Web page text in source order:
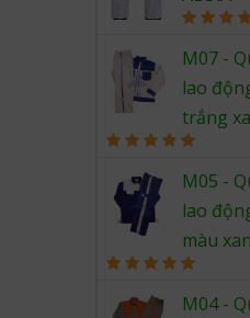
out of 5
M07 -
lao
trắng
out of 5
M05 -
lao
màu
out of 5
M04 -